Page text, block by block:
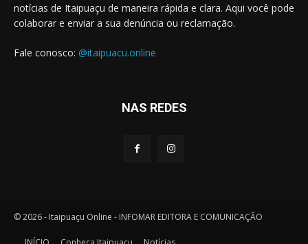
notícias de Itaipuaçu de maneira rápida e clara. Aqui você pode
colaborar e enviar a sua denúncia ou reclamação.
Fale conosco: @itaipuacu.online
NAS REDES
© 2026 - Itaipuaçu Online - INFOMAR EDITORA E COMUNICAÇÃO